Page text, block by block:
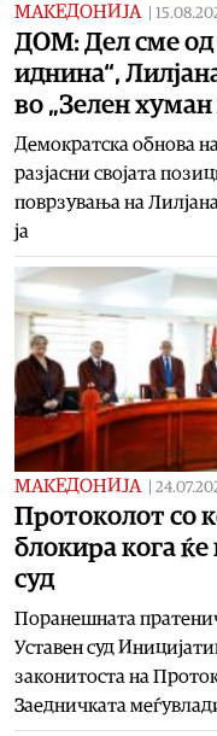
МАКЕДОНИЈА
ДОМ: Дел сме од
иднина“,
во „Зелен хуман
Демократска обнова
разјасни својата
поврзувања на
ја
МАКЕДОНИЈА
Протоколот со
блокира кога ќе
суд
Поранешната
Уставен суд
законитоста на
Заедничката